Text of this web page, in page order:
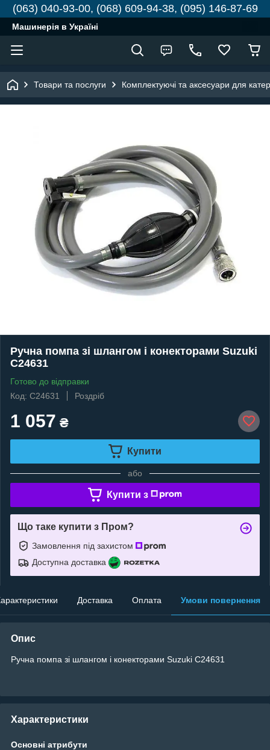
(063) 040-93-00, (068) 609-94-38, (095) 146-87-69
Машинерія в Україні
Товари та послуги Комплектуючі та аксесуари для
Ручна помпа зі шлангом і конекторами Suzuki
C24631
Готово до відправки
Код: C24631
Роздріб
1 057 ₴
Купити
або
Купити з
Що таке купити з Пром?
Замовлення під захистом
Доступна доставка
Доставка Оплата Умови повернення
Опис
Ручна помпа зі шлангом і конекторами Suzuki C24631
Характеристики
Основні атрибути